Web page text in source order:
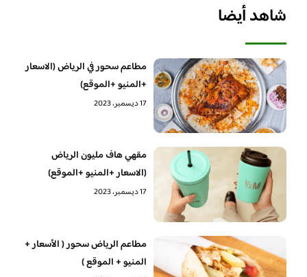
شاهد أيضا
مطاعم سحور في الرياض (الاسعار
+المنيو +الموقع)
17 ديسمبر، 2023
مقهي هاف مليون الرياض
(الاسعار +المنيو +الموقع)
17 ديسمبر، 2023
مطاعم الرياض سحور ( الأسعار +
المنيو + الموقع )